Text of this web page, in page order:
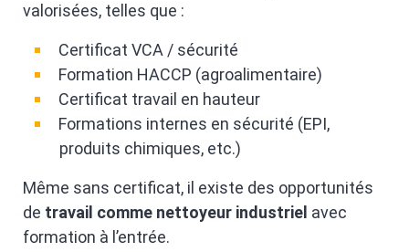
valorisées, telles que :
Certificat VCA / sécurité
Formation HACCP (agroalimentaire)
Certificat travail en hauteur
Formations internes en sécurité (EPI,
produits chimiques, etc.)
Même sans certificat, il existe des opportunités
de travail comme nettoyeur industriel avec
formation à l’entrée.